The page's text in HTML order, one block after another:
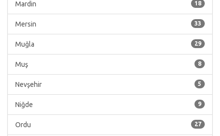
18
Mardin
33
Mersin
29
Muğla
8
Muş
5
Nevşehir
9
Niğde
27
Ordu